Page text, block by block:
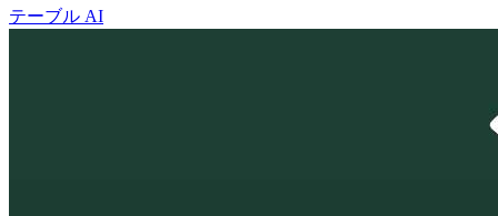
テーブル AI